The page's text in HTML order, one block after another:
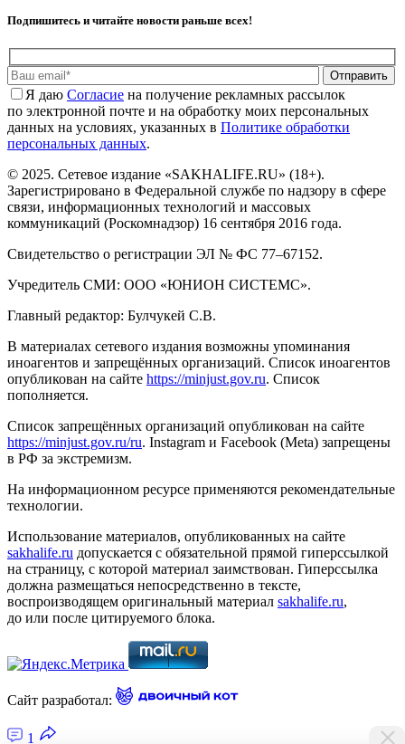
Подпишитесь и читайте новости раньше всех!
Отправить
Я даю Cогласие на получение рекламных рассылок
по электронной почте и на обработку моих персональных
данных на условиях, указанных в Политике обработки
персональных данных.
© 2025. Сетевое издание «SAKHALIFE.RU» (18+).
Зарегистрировано в Федеральной службе по надзору в сфере
связи, информационных технологий и массовых
коммуникаций (Роскомнадзор) 16 сентября 2016 года.
Свидетельство о регистрации ЭЛ № ФС 77–67152.
Учредитель СМИ: ООО «ЮНИОН СИСТЕМС».
Главный редактор: Булчукей С.В.
В материалах сетевого издания возможны упоминания
иноагентов и запрещённых организаций. Список иноагентов
опубликован на сайте https://minjust.gov.ru. Список
пополняется.
Список запрещённых организаций опубликован на сайте
https://minjust.gov.ru/ru. Instagram и Facebook (Metа) запрещены
в РФ за экстремизм.
На информационном ресурсе применяются рекомендательные
технологии.
Использование материалов, опубликованных на сайте
sakhalife.ru допускается с обязательной прямой гиперссылкой
на страницу, с которой материал заимствован. Гиперссылка
должна размещаться непосредственно в тексте,
воспроизводящем оригинальный материал sakhalife.ru,
до или после цитируемого блока.
Сайт разработал:
1